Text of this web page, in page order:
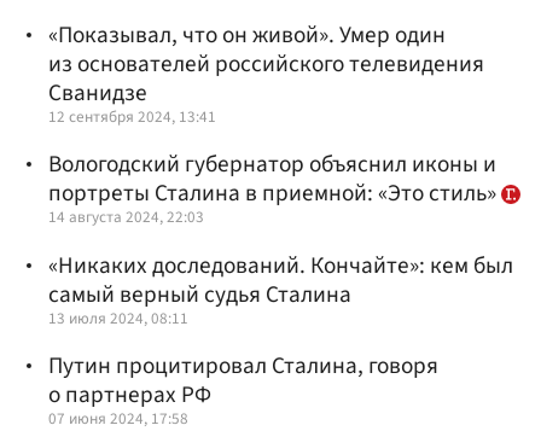
«Показывал, что он живой». Умер один
из основателей российского телевидения
Сванидзе
12 сентября 2024, 13:41
Вологодский губернатор объяснил иконы и
портреты Сталина в приемной: «Это стиль»
14 августа 2024, 22:03
«Никаких доследований. Кончайте»: кем был
самый верный судья Сталина
13 июля 2024, 08:11
Путин процитировал Сталина, говоря
о партнерах РФ
07 июня 2024, 17:58